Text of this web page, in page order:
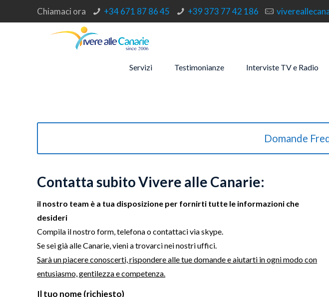
Chiamaci ora +34 671 87 86 45 +39 373 77 42 186
Servizi Testimonianze Interviste TV e Radio
Domande
Contatta subito Vivere alle Canarie:
il nostro team è a tua disposizione per fornirti tutte le informazioni che
desideri
Compila il nostro form, telefona o contattaci via skype.
Se sei già alle Canarie, vieni a trovarci nei nostri uffici.
Sarà un piacere conoscerti, rispondere alle tue domande e aiutarti in ogni modo con
entusiasmo, gentilezza e competenza.
Il tuo nome (richiesto)